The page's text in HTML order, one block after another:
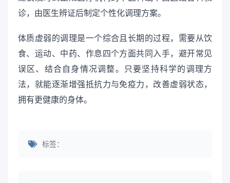
诊，由医生辨证后制定个性化调理方案。
体质虚弱的调理是一个综合且长期的过程，需要从饮
食、运动、中药、作息四个方面共同入手，避开常见
误区、结合自身情况调整。只要坚持科学的调理方
法，就能逐渐增强抵抗力与免疫力，改善虚弱状态，
拥有更健康的身体。
标签：